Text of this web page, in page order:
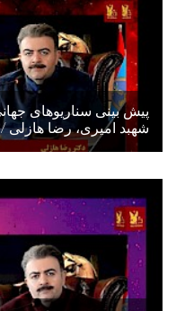
شهبد امیری، رضا هازلی /17/12/2023